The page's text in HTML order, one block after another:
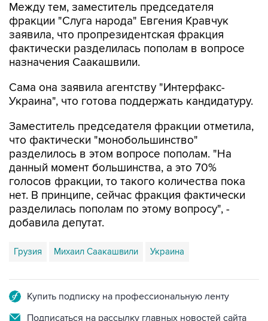
заявила, что пропрезидентская фракция
фактически разделилась пополам в вопросе
назначения Саакашвили.
Сама она заявила агентству "Интерфакс-
Заместитель председателя фракции отметила,
разделилось в этом вопросе пополам. "На
данный момент большинства, а это 70%
голосов фракции, то такого количества пока
нет. В принципе, сейчас фракция фактически
разделилась пополам по этому вопросу", -
добавила депутат.
Грузия Михаил Саакашвили
Подписаться на рассылку главных новостей сайта
Получать оперативные новости в официальном